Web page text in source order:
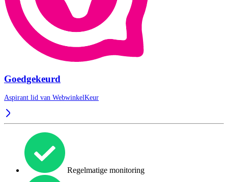
Goedgekeurd
Aspirant lid van WebwinkelKeur
Regelmatige monitoring